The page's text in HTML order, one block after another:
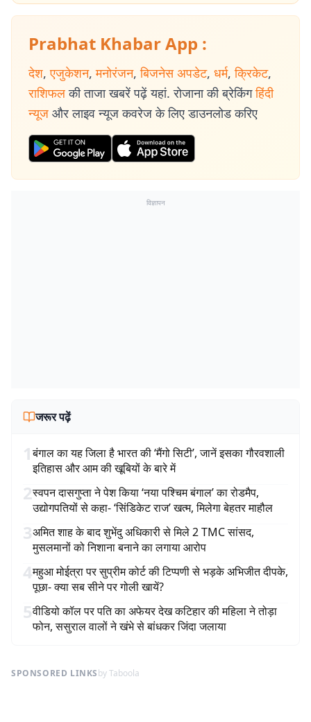
Prabhat Khabar App :
देश, एजुकेशन, मनोरंजन, बिजनेस अपडेट, धर्म, क्रिकेट,
राशिफल की ताजा खबरें पढ़ें यहां. रोजाना की ब्रेकिंग हिंदी
न्यूज और लाइव न्यूज कवरेज के लिए डाउनलोड करिए
विज्ञापन
जरूर पढ़ें
1बंगाल का यह जिला है भारत की ‘मैंगो सिटी’, जानें इसका गौरवशाली
इतिहास और आम की खूबियों के बारे में
2स्वपन दासगुप्ता ने पेश किया ‘नया पश्चिम बंगाल’ का रोडमैप,
उद्योगपतियों से कहा- ‘सिंडिकेट राज’ खत्म, मिलेगा बेहतर माहौल
3अमित शाह के बाद शुभेंदु अधिकारी से मिले 2 TMC सांसद,
मुसलमानों को निशाना बनाने का लगाया आरोप
4महुआ मोईत्रा पर सुप्रीम कोर्ट की टिप्पणी से भड़के अभिजीत दीपके,
पूछा- क्या सब सीने पर गोली खायें?
5वीडियो कॉल पर पति का अफेयर देख कटिहार की महिला ने तोड़ा
फोन, ससुराल वालों ने खंभे से बांधकर जिंदा जलाया
SPONSORED LINKSby Taboola